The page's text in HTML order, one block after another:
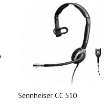
Sennheiser CC 510